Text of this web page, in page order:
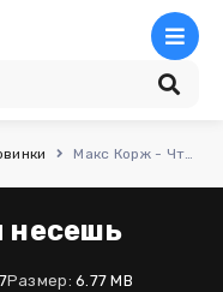
Макс Корж - Что ты несешь
несешь
Размер: 6.77 MB